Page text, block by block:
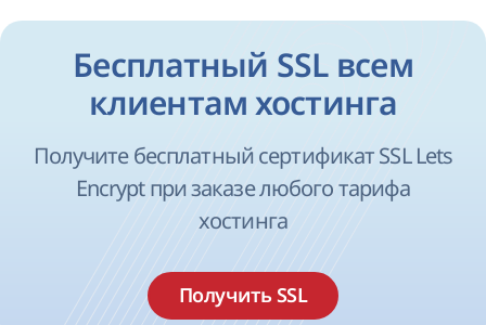
Бесплатный SSL всем
клиентам хостинга
Получите бесплатный сертификат SSL Lets
Encrypt при заказе любого тарифа
хостинга
Получить SSL